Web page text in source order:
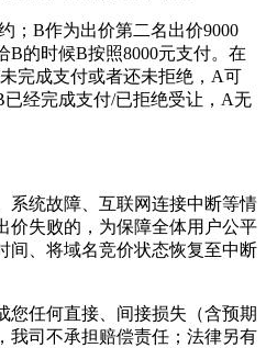
；B作为出价第二名出价9000
B的时候B按照8000元支付。在
完成支付或者还未拒绝，A可
经完成支付/已拒绝受让，A无
系统故障、互联网连接中断等情
价失败的，为保障全体用户公平
间、将域名竞价状态恢复至中断
您任何直接、间接损失（含预期
我司不承担赔偿责任；法律另有